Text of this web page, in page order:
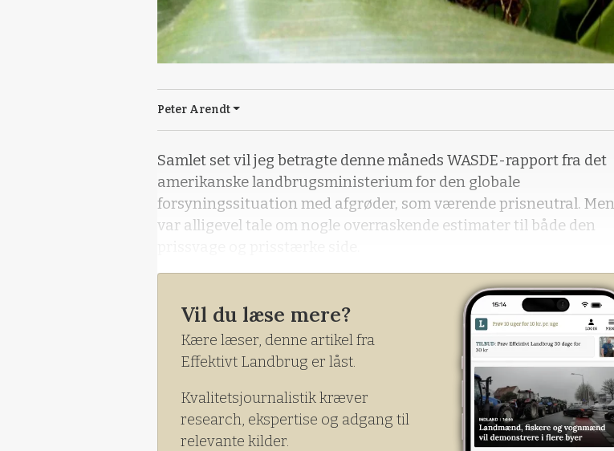
Peter Arendt
Samlet set vil jeg betragte denne måneds WASDE-rapport fra det
amerikanske landbrugsministerium for den globale
forsyningssituation med afgrøder, som værende prisneutral.
var alligevel tale om nogle overraskende estimater til både den
Vil du læse mere?
Kære læser, denne artikel fra
Effektivt Landbrug er låst.
Kvalitetsjournalistik kræver
research, ekspertise og adgang til
relevante kilder.